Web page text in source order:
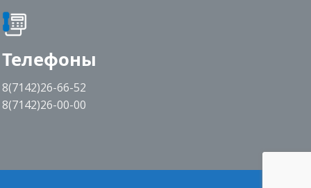
Телефоны
8(7142)26-66-52
8(7142)26-00-00